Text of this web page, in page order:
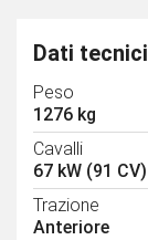
Dati tecnici
Peso
1276 kg
Cavalli
67 kW (91 CV)
Trazione
Anteriore